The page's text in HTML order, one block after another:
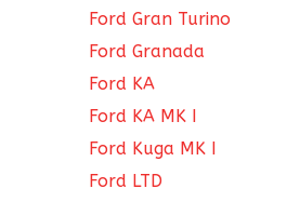
Ford Gran Turino
Ford Granada
Ford KA
Ford KA MK I
Ford Kuga MK I
Ford LTD